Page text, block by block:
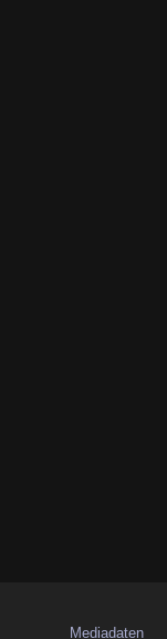
Mediadaten